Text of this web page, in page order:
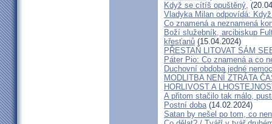
Když se cítíš opuštěný,
Vladyka Milan odpovídá:
Co znamená a neznamená
Boží služebník, arcibiskup
křesťanů (15.04.2024)
PŘESTAŇ LITOVAT SÁM
Páter Pio: Co znamená a co
Duchovní obdoba jedné
MODLITBA NENÍ ZTRÁTA
HORLIVOST A
A přitom stačilo tak málo,
Postní doba(14.02.2024)
Satan by nešel po tom, co